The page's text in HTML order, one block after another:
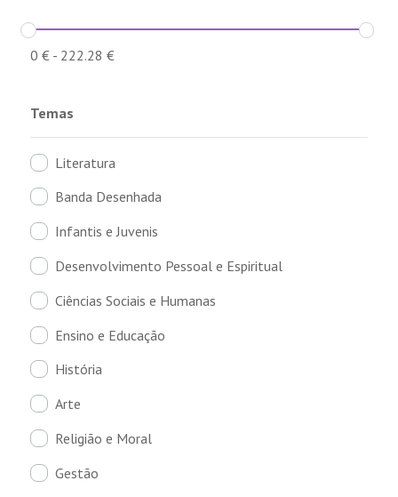
0 €- 222.28 €
Temas
Literatura
Banda Desenhada
Infantis e Juvenis
Desenvolvimento Pessoal e Espiritual
Ciências Sociais e Humanas
Ensino e Educação
História
Arte
Religião e Moral
Gestão